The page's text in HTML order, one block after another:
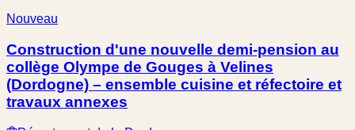
Nouveau
Construction d'une nouvelle demi-pension au
collège Olympe de Gouges à Velines
(Dordogne) – ensemble cuisine et réfectoire et
travaux annexes